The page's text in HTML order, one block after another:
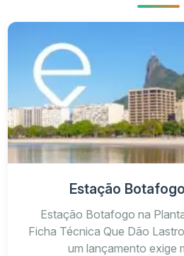
Estação
Estação Botafogo na
Ficha Técnica Que Dão
um lançamento exige